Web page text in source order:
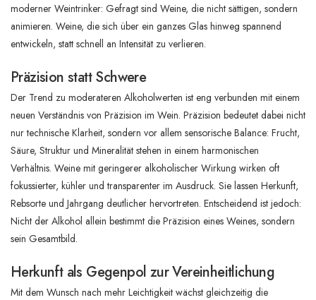
moderner Weintrinker: Gefragt sind Weine, die nicht sättigen, sondern
animieren. Weine, die sich über ein ganzes Glas hinweg spannend
entwickeln, statt schnell an Intensität zu verlieren.
Präzision statt Schwere
Der Trend zu moderateren Alkoholwerten ist eng verbunden mit einem
neuen Verständnis von Präzision im Wein. Präzision bedeutet dabei nicht
nur technische Klarheit, sondern vor allem sensorische Balance: Frucht,
Säure, Struktur und Mineralität stehen in einem harmonischen
Verhältnis. Weine mit geringerer alkoholischer Wirkung wirken oft
fokussierter, kühler und transparenter im Ausdruck. Sie lassen Herkunft,
Rebsorte und Jahrgang deutlicher hervortreten. Entscheidend ist jedoch:
Nicht der Alkohol allein bestimmt die Präzision eines Weines, sondern
sein Gesamtbild.
Herkunft als Gegenpol zur Vereinheitlichung
Mit dem Wunsch nach mehr Leichtigkeit wächst gleichzeitig die